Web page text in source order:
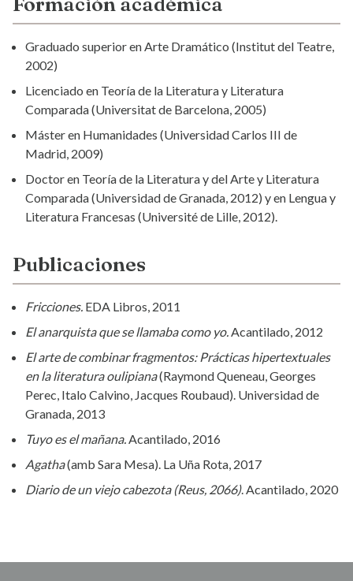
Graduado superior en Arte Dramático (Institut del Teatre,
2002)
Licenciado en Teoría de la Literatura y Literatura
Comparada (Universitat de Barcelona, 2005)
Máster en Humanidades (Universidad Carlos III de
Madrid, 2009)
Doctor en Teoría de la Literatura y del Arte y Literatura
Comparada (Universidad de Granada, 2012) y en Lengua y
Literatura Francesas (Université de Lille, 2012).
Publicaciones
Fricciones. EDA Libros, 2011
El anarquista que se llamaba como yo.Acantilado, 2012
El arte de combinar fragmentos: Prácticas hipertextuales
en la literatura oulipiana(Raymond Queneau, Georges
Perec, Italo Calvino, Jacques Roubaud). Universidad de
Granada, 2013
Tuyo es el mañana.Acantilado, 2016
Agatha(amb Sara Mesa). La Uña Rota, 2017
Diario de un viejo cabezota (Reus, 2066). Acantilado, 2020